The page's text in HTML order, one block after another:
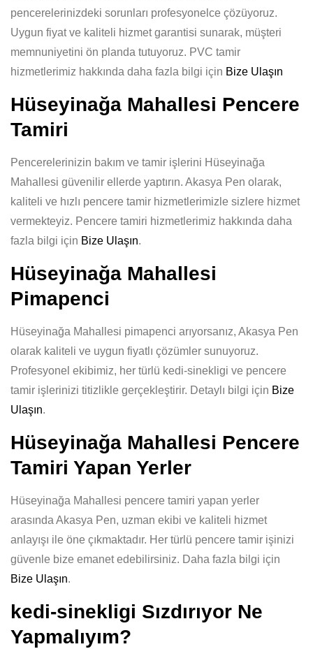
pencerelerinizdeki sorunları profesyonelce çözüyoruz.
Uygun fiyat ve kaliteli hizmet garantisi sunarak, müşteri
memnuniyetini ön planda tutuyoruz. PVC tamir
hizmetlerimiz hakkında daha fazla bilgi için Bize Ulaşın
Hüseyinağa Mahallesi Pencere
Tamiri
Pencerelerinizin bakım ve tamir işlerini Hüseyinağa
Mahallesi güvenilir ellerde yaptırın. Akasya Pen olarak,
kaliteli ve hızlı pencere tamir hizmetlerimizle sizlere hizmet
vermekteyiz. Pencere tamiri hizmetlerimiz hakkında daha
fazla bilgi için Bize Ulaşın.
Hüseyinağa Mahallesi
Pimapenci
Hüseyinağa Mahallesi pimapenci arıyorsanız, Akasya Pen
olarak kaliteli ve uygun fiyatlı çözümler sunuyoruz.
Profesyonel ekibimiz, her türlü kedi-sinekligi ve pencere
tamir işlerinizi titizlikle gerçekleştirir. Detaylı bilgi için Bize
Ulaşın.
Hüseyinağa Mahallesi Pencere
Tamiri Yapan Yerler
Hüseyinağa Mahallesi pencere tamiri yapan yerler
arasında Akasya Pen, uzman ekibi ve kaliteli hizmet
anlayışı ile öne çıkmaktadır. Her türlü pencere tamir işinizi
güvenle bize emanet edebilirsiniz. Daha fazla bilgi için
Bize Ulaşın.
kedi-sinekligi Sızdırıyor Ne
Yapmalıyım?